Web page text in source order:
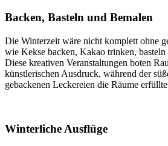
Backen, Basteln und Bemalen
Die Winterzeit wäre nicht komplett ohne
wie Kekse backen, Kakao trinken, basteln
Diese kreativen Veranstaltungen boten
künstlerischen Ausdruck, während der
gebackenen Leckereien die Räume
Winterliche Ausflüge